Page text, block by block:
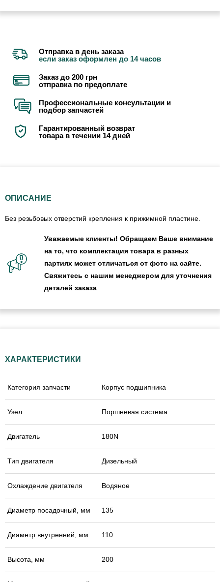
Отправка в день заказа
если заказ оформлен до 14 часов
Заказ до 200 грн
отправка по предоплате
Профессиональные консультации и
подбор запчастей
Гарантированный возврат
товара в течении 14 дней
ОПИСАНИЕ
Без резьбовых отверстий крепления к прижимной пластине.
Уважаемые клиенты! Обращаем Ваше внимание
на то, что комплектация товара в разных
партиях может отличаться от фото на сайте.
Свяжитесь с нашим менеджером для уточнения
деталей заказа
ХАРАКТЕРИСТИКИ
Категория запчасти Корпус подшипника
Узел Поршневая система
Двигатель 180N
Тип двигателя Дизельный
Охлаждение двигателя Водяное
Диаметр посадочный, мм 135
Диаметр внутренний, мм 110
Высота, мм 200